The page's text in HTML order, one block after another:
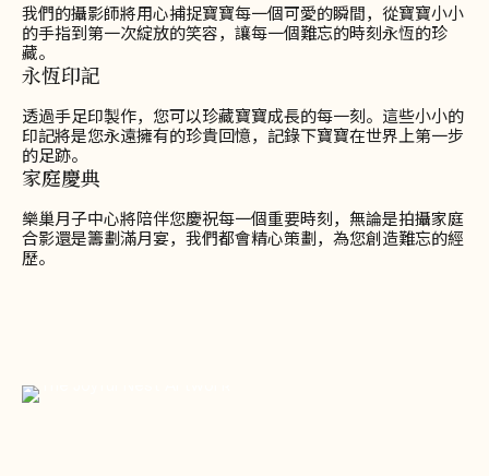
我們的攝影師將用心捕捉寶寶每一個可愛的瞬間，從寶寶小小
的手指到第一次綻放的笑容，讓每一個難忘的時刻永恆的珍
藏。
永恆印記
透過手足印製作，您可以珍藏寶寶成長的每一刻。這些小小的
印記將是您永遠擁有的珍貴回憶，記錄下寶寶在世界上第一步
的足跡。
家庭慶典
樂巢月子中心將陪伴您慶祝每一個重要時刻，無論是拍攝家庭
合影還是籌劃滿月宴，我們都會精心策劃，為您創造難忘的經
歷。